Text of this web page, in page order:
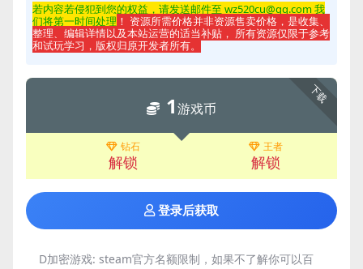
若内容若侵犯到您的权益，请发送邮件至 wz520cu@qq.com 我
们将第一时间处理 ！ 资源所需价格并非资源售卖价格，是收集、
整理、编辑详情以及本站运营的适当补贴， 所有资源仅限于参考
和试玩学习，版权归原开发者所有。
下载
1游戏币
钻石
解锁
王者
解锁
登录后获取
D加密游戏: steam官方名额限制，如果不了解你可以百